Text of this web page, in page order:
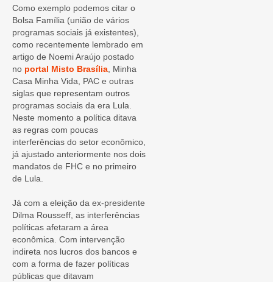
Como exemplo podemos citar o
Bolsa Família (união de vários
programas sociais já existentes),
como recentemente lembrado em
artigo de Noemi Araújo postado
no portal Misto Brasília , Minha
Casa Minha Vida, PAC e outras
siglas que representam outros
programas sociais da era Lula.
Neste momento a política ditava
as regras com poucas
interferências do setor econômico,
já ajustado anteriormente nos dois
mandatos de FHC e no primeiro
de Lula.
Já com a eleição da ex-presidente
Dilma Rousseff, as interferências
políticas afetaram a área
econômica. Com intervenção
indireta nos lucros dos bancos e
com a forma de fazer políticas
públicas que ditavam